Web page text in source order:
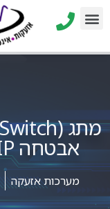
אבטחה IP של חברת Provision
מערכות אזעקה